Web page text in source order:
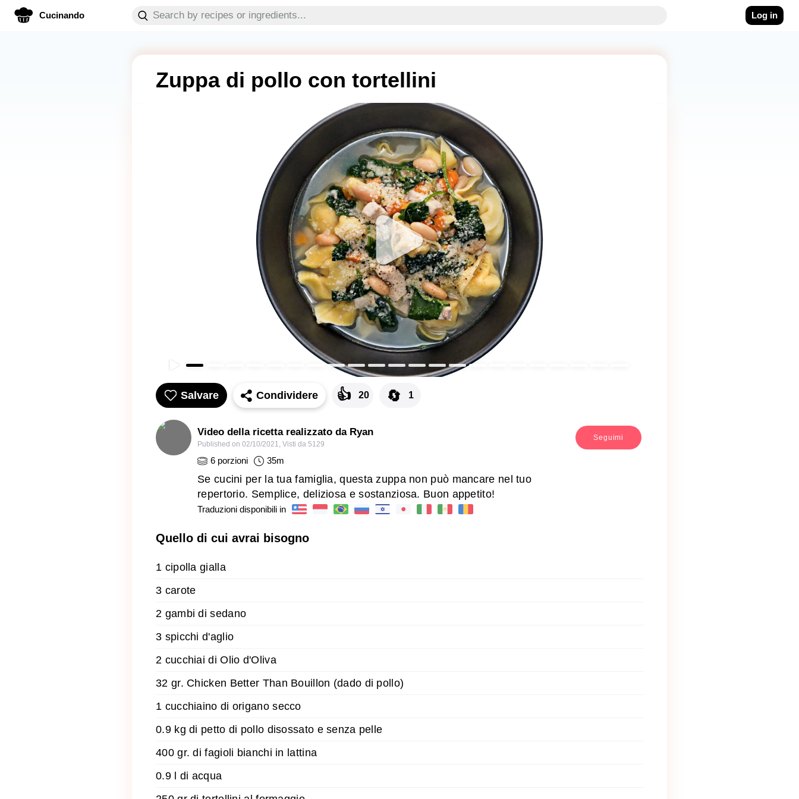
Cucinando Log in
Zuppa di pollo con tortellini
Salvare Condividere 👍 20 🔄 1
Video della ricetta realizzato da Ryan
Published on 02/10/2021, Visti da 5129
Seguimi
6 porzioni 35m
Se cucini per la tua famiglia, questa zuppa non può mancare nel tuo
repertorio. Semplice, deliziosa e sostanziosa. Buon appetito!
Traduzioni disponibili in
Quello di cui avrai bisogno
1 cipolla gialla
3 carote
2 gambi di sedano
3 spicchi d'aglio
2 cucchiai di Olio d'Oliva
32 gr. Chicken Better Than Bouillon (dado di pollo)
1 cucchiaino di origano secco
0.9 kg di petto di pollo disossato e senza pelle
400 gr. di fagioli bianchi in lattina
0.9 l di acqua